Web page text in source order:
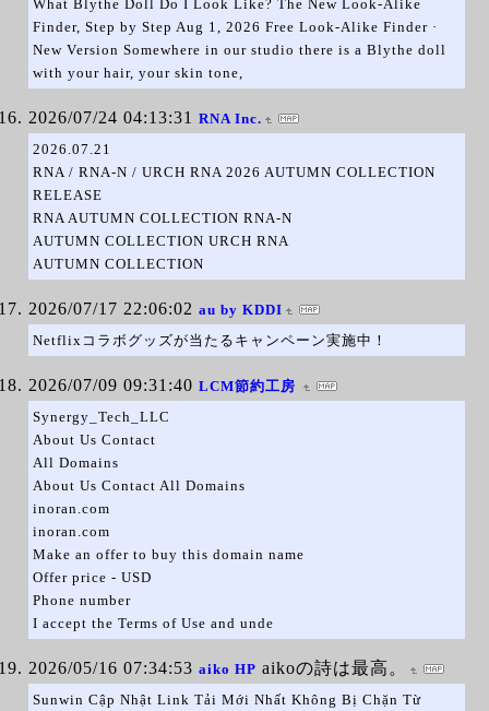
What Blythe Doll Do I Look Like? The New Look-Alike
Finder, Step by Step Aug 1, 2026 Free Look-Alike Finder ·
New Version Somewhere in our studio there is a Blythe doll
with your hair, your skin tone,
2026/07/24 04:13:31 RNA Inc.
2026.07.21
RNA / RNA-N / URCH RNA 2026 AUTUMN COLLECTION
RELEASE
RNA AUTUMN COLLECTION RNA-N
AUTUMN COLLECTION URCH RNA
AUTUMN COLLECTION
2026/07/17 22:06:02 au by KDDI
Netflixコラボグッズが当たるキャンペーン実施中！
2026/07/09 09:31:40 LCM節約工房
Synergy_Tech_LLC
About Us Contact
All Domains
About Us Contact All Domains
inoran.com
inoran.com
Make an offer to buy this domain name
Offer price - USD
Phone number
I accept the Terms of Use and unde
2026/05/16 07:34:53 aiko HP aikoの詩は最高。
Sunwin Cập Nhật Link Tải Mới Nhất Không Bị Chặn Từ